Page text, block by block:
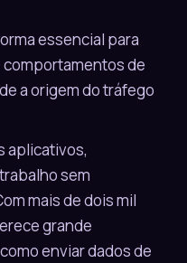
essencial para
de
a origem do tráfego
aplicativos,
sem
mais de dois mil
grande
enviar dados de